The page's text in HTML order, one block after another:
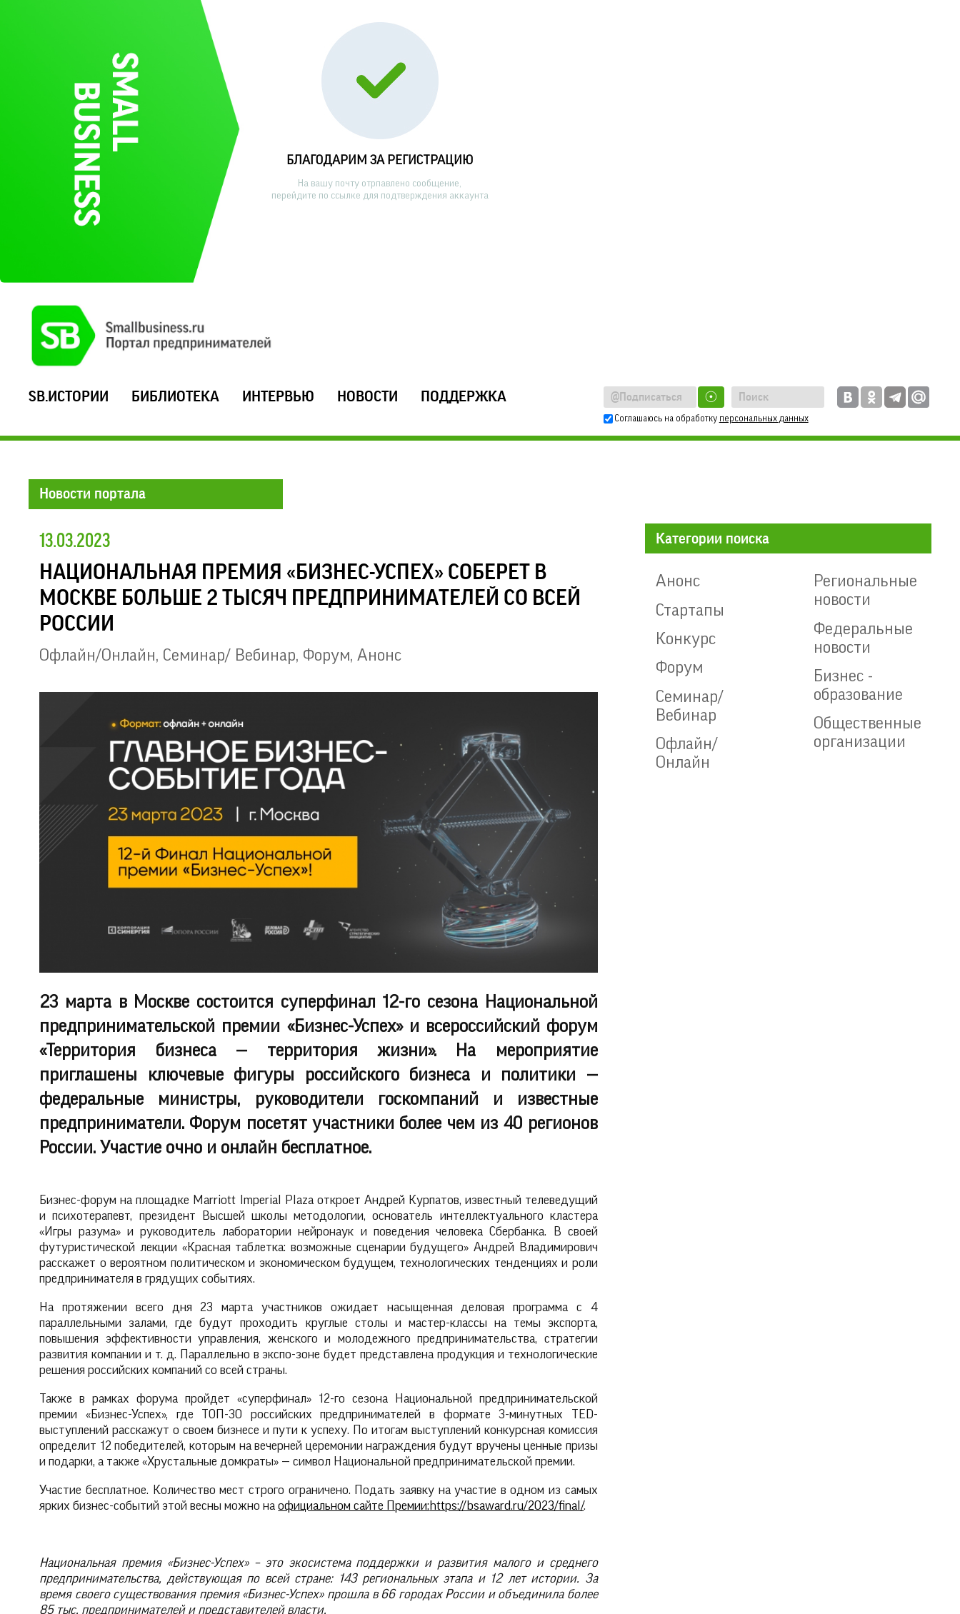
БЛАГОДАРИМ ЗА РЕГИСТРАЦИЮ
На вашу почту отрпавлено сообщение,
перейдите по ссылке для подтверждения аккаунта
SB.ИСТОРИИ БИБЛИОТЕКА ИНТЕРВЬЮ НОВОСТИ ПОДДЕРЖКА ☉
Соглашаюсь на обработку персональных данных
Новости портала
13.03.2023
НАЦИОНАЛЬНАЯ ПРЕМИЯ «БИЗНЕС-УСПЕХ» СОБЕРЕТ В
МОСКВЕ БОЛЬШЕ 2 ТЫСЯЧ ПРЕДПРИНИМАТЕЛЕЙ СО ВСЕЙ
РОССИИ
Офлайн/Онлайн, Семинар/ Вебинар, Форум,Анонс
23 марта в Москве состоится суперфинал 12-го сезона Национальной
предпринимательской премии «Бизнес-Успех» и всероссийский форум
«Территория бизнеса — территория жизни». На мероприятие
приглашены ключевые фигуры российского бизнеса и политики —
федеральные министры, руководители госкомпаний и известные
предприниматели. Форум посетят участники более чем из 40 регионов
России. Участие очно и онлайн бесплатное.
Бизнес-форум на площадке Marriott Imperial Plaza откроет Андрей Курпатов, известный телеведущий
и психотерапевт, президент Высшей школы методологии, основатель интеллектуального кластера
«Игры разума» и руководитель лаборатории нейронаук и поведения человека Сбербанка. В своей
футуристической лекции «Красная таблетка: возможные сценарии будущего» Андрей Владимирович
расскажет о вероятном политическом и экономическом будущем, технологических тенденциях и роли
предпринимателя в грядущих событиях.
На протяжении всего дня 23 марта участников ожидает насыщенная деловая программа с 4
параллельными залами, где будут проходить круглые столы и мастер-классы на темы экспорта,
повышения эффективности управления, женского и молодежного предпринимательства, стратегии
развития компании и т. д. Параллельно в экспо-зоне будет представлена продукция и технологические
решения российских компаний со всей страны.
Также в рамках форума пройдет «суперфинал» 12-го сезона Национальной предпринимательской
премии «Бизнес-Успех», где ТОП-30 российских предпринимателей в формате 3-минутных TED-
выступлений расскажут о своем бизнесе и пути к успеху. По итогам выступлений конкурсная комиссия
определит 12 победителей, которым на вечерней церемонии награждения будут вручены ценные призы
и подарки, а также «Хрустальные домкраты» — символ Национальной предпринимательской премии.
Участие бесплатное. Количество мест строго ограничено. Подать заявку на участие в одном из самых
ярких бизнес-событий этой весны можно наофициальном сайте Премии: https://bsaward.ru/2023/final/.
Национальная премия «Бизнес-Успех» – это экосистема поддержки и развития малого и среднего
предпринимательства, действующая по всей стране: 143 региональных этапа и 12 лет истории. За
время своего существования премия «Бизнес-Успех» прошла в 66 городах России и объединила более
85 тыс. предпринимателей и представителей власти.
Категории поиска
Анонс
Стартапы
Конкурс
Форум
Семинар/
Вебинар
Офлайн/
Онлайн
Региональные
новости
Федеральные
новости
Бизнес -
образование
Общественные
организации